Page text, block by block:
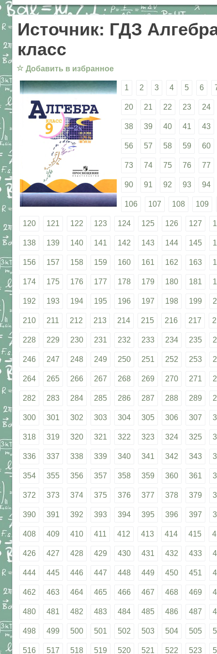
Источник: ГДЗ
класс
☆ Добавить в избранное
1 2 3 4 5 6
20 21 22 23 24
38 39 40 41 43
56 57 58 59 60
73 74 75 76 77
90 91 92 93 94
106 107 108 109
120 121 122 123 124 125 126 127
138 139 140 141 142 143 144 145
156 157 158 159 160 161 162 163
174 175 176 177 178 179 180 181
192 193 194 195 196 197 198 199
210 211 212 213 214 215 216 217
228 229 230 231 232 233 234 235
246 247 248 249 250 251 252 253
264 265 266 267 268 269 270 271
282 283 284 285 286 287 288 289
300 301 302 303 304 305 306 307
318 319 320 321 322 323 324 325
336 337 338 339 340 341 342 343
354 355 356 357 358 359 360 361
372 373 374 375 376 377 378 379
390 391 392 393 394 395 396 397
408 409 410 411 412 413 414 415
426 427 428 429 430 431 432 433
444 445 446 447 448 449 450 451
462 463 464 465 466 467 468 469
480 481 482 483 484 485 486 487
498 499 500 501 502 503 504 505
516 517 518 519 520 521 522 523